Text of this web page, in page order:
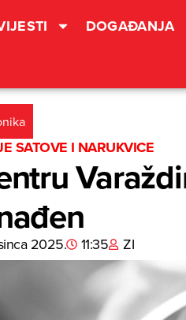
DOGAĐANJA
SATOVE I NARUKVICE
2025. 11:35 ZI